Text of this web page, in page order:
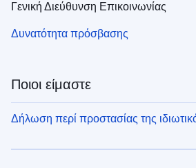
Γενική Διεύθυνση Επικοινωνίας
Δυνατότητα πρόσβασης
Ποιοι είμαστε
Δήλωση περί προστασίας της